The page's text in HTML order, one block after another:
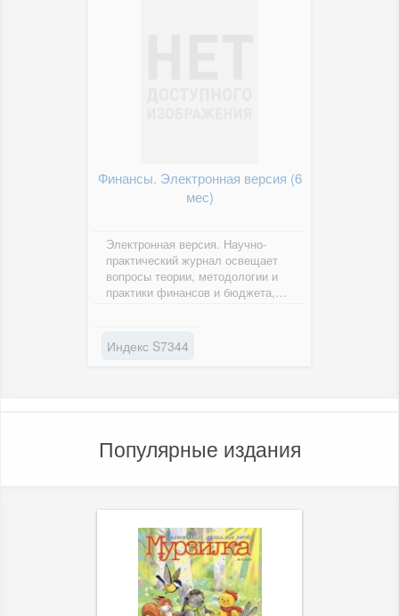
Финансы. Электронная версия (6
мес)
Электронная версия. Научно-
практический журнал освещает
вопросы теории, методологии и
практики финансов и бюджета,
Индекс S7344
Популярные издания